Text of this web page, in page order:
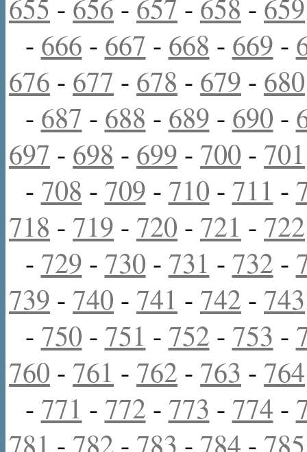
655 - 656 - 657 - 658 - 659
- 666 - 667 - 668 - 669 -
676 - 677 - 678 - 679 - 680
- 687 - 688 - 689 - 690 -
697 - 698 - 699 - 700 - 701
- 708 - 709 - 710 - 711 -
718 - 719 - 720 - 721 - 722
- 729 - 730 - 731 - 732 -
739 - 740 - 741 - 742 - 743
- 750 - 751 - 752 - 753 -
760 - 761 - 762 - 763 - 764
- 771 - 772 - 773 - 774 -
781 - 782 - 783 - 784 - 785